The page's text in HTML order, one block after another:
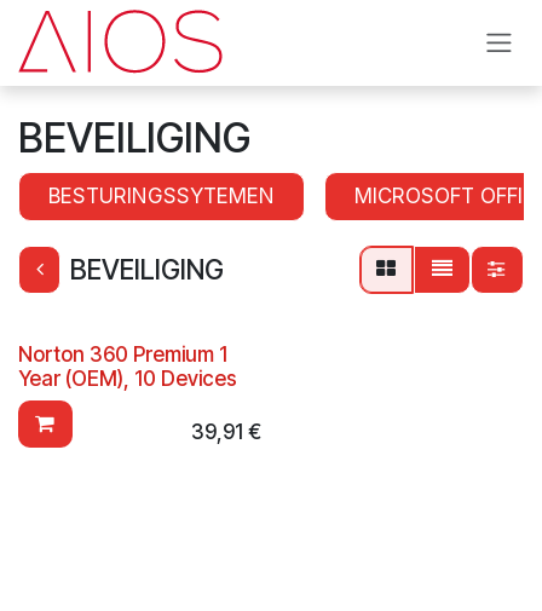
Se rendre au contenu
BEVEILIGING
BESTURINGSSYTEMEN MICROSOFT
BEVEILIGING
Norton 360 Premium 1
Year (OEM), 10 Devices
39,91 €